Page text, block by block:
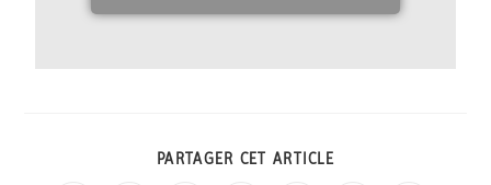
PARTAGER CET ARTICLE